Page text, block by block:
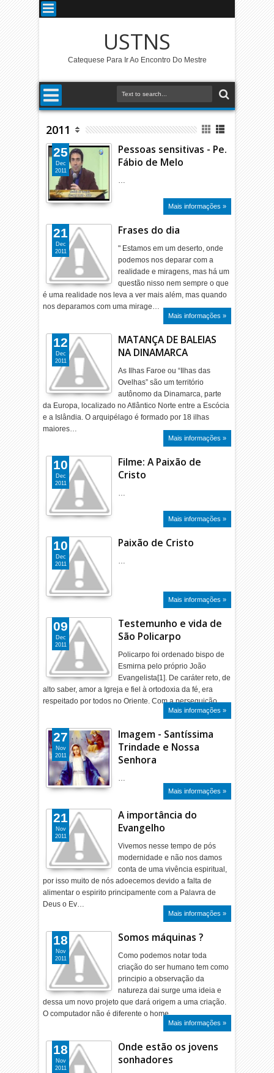
USTNS
Catequese Para Ir Ao Encontro Do Mestre
2011
Pessoas sensitivas - Pe.
Fábio de Melo
…
Mais informações »
25
Dec
2011
Frases do dia
" Estamos em um deserto, onde
podemos nos deparar com a
realidade e miragens, mas há um
questão nisso nem sempre o que
é uma realidade nos leva a ver mais além, mas quando
nos deparamos com uma mirage…
Mais informações »
21
Dec
2011
MATANÇA DE BALEIAS
NA DINAMARCA
As Ilhas Faroe ou “Ilhas das
Ovelhas” são um território
autônomo da Dinamarca, parte
da Europa, localizado no Atlântico Norte entre a Escócia
e a Islândia. O arquipélago é formado por 18 ilhas
maiores…
Mais informações »
12
Dec
2011
Filme: A Paixão de
Cristo
…
Mais informações »
10
Dec
2011
Paixão de Cristo
…
Mais informações »
10
Dec
2011
Testemunho e vida de
São Policarpo
Policarpo foi ordenado bispo de
Esmirna pelo próprio João
Evangelista[1]. De caráter reto, de
alto saber, amor a Igreja e fiel à ortodoxia da fé, era
respeitado por todos no Oriente. Com a perseguição…
Mais informações »
09
Dec
2011
Imagem - Santíssima
Trindade e Nossa
Senhora
…
Mais informações »
27
Nov
2011
A importância do
Evangelho
Vivemos nesse tempo de pós
modernidade e não nos damos
conta de uma vivência espiritual,
por isso muito de nós adoecemos devido a falta de
alimentar o espirito principamente com a Palavra de
Deus o Ev…
Mais informações »
21
Nov
2011
Somos máquinas ?
Como podemos notar toda
criação do ser humano tem como
principio a observação da
natureza dai surge uma ideia e
dessa um novo projeto que dará origem a uma criação.
O computador não é diferente o home…
Mais informações »
18
Nov
2011
Onde estão os jovens
sonhadores
18
Nov
2011